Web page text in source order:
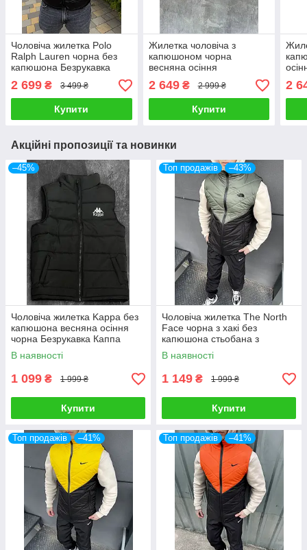
Чоловіча жилетка Polo
Ralph Lauren чорна без
капюшона Безрукавка
Поло весняна осіння
2 699 ₴ 3 499 ₴
Купити
Жилетка чоловіча з
капюшоном чорна
весняна осіння
Безрукавка демісезонна
утеплена
2 649₴ 2 999 ₴
Купити
2
Акційні пропозиції та новинки
–45%
Чоловіча жилетка Kappa без
капюшона весняна осіння
чорна Безрукавка Каппа
В наявності
1 099 ₴ 1 999 ₴
Купити
Топ продажів –43%
Чоловіча жилетка The North
Face чорна з хакі без
капюшона стьобана з
плащової тканини Безрукавка
Зе Норт Фейс
В наявності
1 149 ₴ 1 999 ₴
Купити
Топ продажів –41% Топ продажів –41%